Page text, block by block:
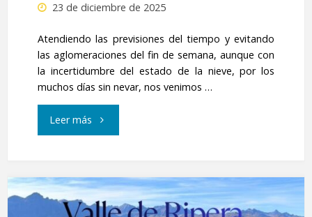
23 de diciembre de 2025
Atendiendo las previsiones del tiempo y evitando
las aglomeraciones del fin de semana, aunque con
la incertidumbre del estado de la nieve, por los
muchos días sin nevar, nos venimos …
Leer más"Pico
Roya.
Raquetas.